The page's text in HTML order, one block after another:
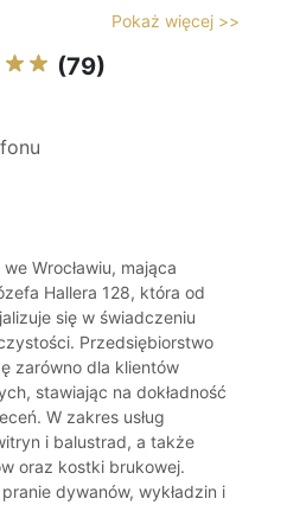
Pokaż więcej >>
(79)
Wrocławiu, mająca
Hallera 128, która od
się w świadczeniu
Przedsiębiorstwo
zarówno dla klientów
stawiając na dokładność
W zakres usług
i balustrad, a także
oraz kostki brukowej.
dywanów, wykładzin i